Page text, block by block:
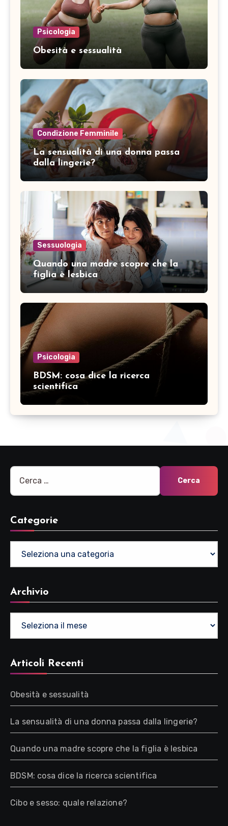
Psicologia
Obesità e sessualità
Condizione Femminile
La sensualità di una donna passa
dalla lingerie?
Sessuologia
Quando una madre scopre che la
figlia è lesbica
Psicologia
BDSM: cosa dice la ricerca
scientifica
Ricerca
per:
Categorie
Archivio
Articoli Recenti
Obesità e sessualità
La sensualità di una donna passa dalla lingerie?
Quando una madre scopre che la figlia è lesbica
BDSM: cosa dice la ricerca scientifica
Cibo e sesso: quale relazione?